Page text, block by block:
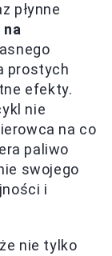
płynne
na
prostych
efekty.
nie
na co
paliwo
swojego
i
nie tylko